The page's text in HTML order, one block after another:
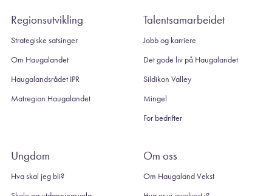
Regionsutvikling
Strategiske satsinger
Om Haugalandet
Haugalandsrådet IPR
Matregion Haugalandet
Talentsamarbeidet
Jobb og karriere
Det gode liv på Haugalandet
Sildikon Valley
Mingel
For bedrifter
Ungdom
Hva skal jeg bli?
Om oss
Om Haugaland Vekst